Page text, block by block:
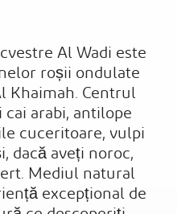
Al Wadi este
roșii ondulate
Khaimah. Centrul
arabi, antilope
cuceritoare, vulpi
dacă aveți noroc,
Mediul natural
excepțional de